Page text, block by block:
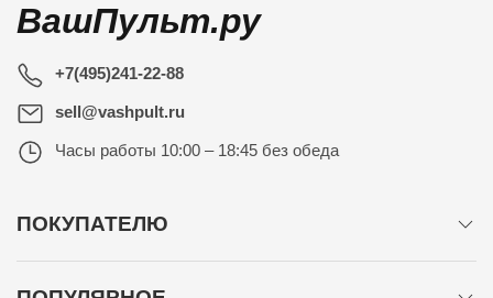
ВашПульт.ру
+7(495)241-22-88
sell@vashpult.ru
Часы работы 10:00 – 18:45 без обеда
ПОКУПАТЕЛЮ